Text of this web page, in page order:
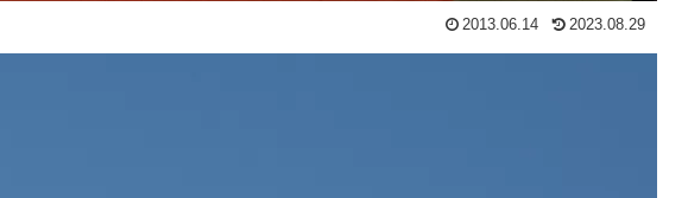
2013.06.14 2023.08.29